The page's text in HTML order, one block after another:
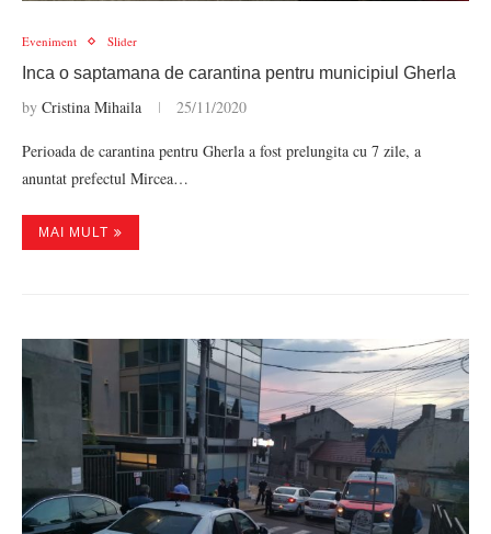
Eveniment Slider
Inca o saptamana de carantina pentru municipiul Gherla
by Cristina Mihaila 25/11/2020
Perioada de carantina pentru Gherla a fost prelungita cu 7 zile, a
anuntat prefectul Mircea…
MAI MULT